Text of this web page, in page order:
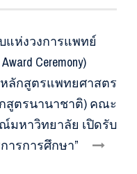
แห่งวงการแพทย์
Ceremony)
ลักสูตรแพทยศาสตร
ตรนานาชาติ) คณะ
มหาวิทยาลัย เปิดรับ
ารการศึกษา”